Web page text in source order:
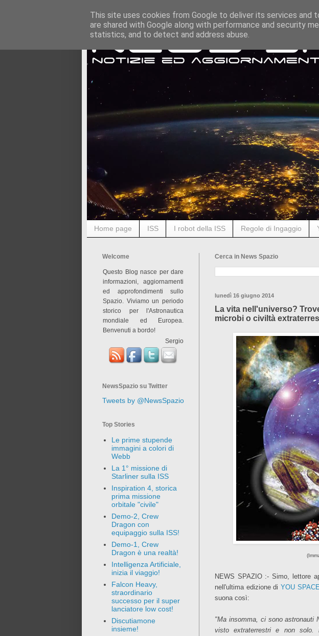
Home page ISS I robot della ISS Regole di Ingaggio
Cerca in News Spazio
lunedì 16 giugno 2014
La vita nell'universo?
microbi o civiltà
NEWS SPAZIO :- Simo, lettore
nell'ultima edizione diYOU SPACE
suona così:
"Ma insomma, ci sono astronauti
visto extraterrestri e non solo.
Welcome
Questo Blog nasce per dare
informazioni, aggiornamenti
ed approfondimenti sullo
Spazio. Viviamo un periodo
storico per l'Astronautica
mondiale ed Europea.
Benvenuti a bordo!
Sergio
NewsSpazio su Twitter
Tweets by @NewsSpazio
Top Stories
Le prime stupende
immagini a colori di
Webb
La 1° missione di
Starliner sulla ISS
Inspiration 4, storica
prima missione
orbitale "civile"
Demo-2, Crew
Dragon con
equipaggio sulla ISS!
Demo-1, Crew
Dragon è una realtà!
Intelligenza Artificiale,
inizia il viaggio!
Falcon Heavy,
straordinario
successo per il super
lanciatore low cost!
Discutiamone
insieme!
This site uses cookies from Google to deliver its services and
are shared with Google along with performance and security
statistics, and to detect and address abuse.